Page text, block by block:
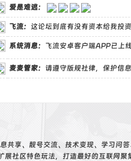
爱是难逃：
飞流： 这论坛到底有没有资本给我投
系统消息： 飞流安卓客户端APP已上
麦麦管家： 请遵守版规社律，保护信
共享、靓号交流、技术变现、学习问答
展社区特色玩法，打造最好的互联网聚